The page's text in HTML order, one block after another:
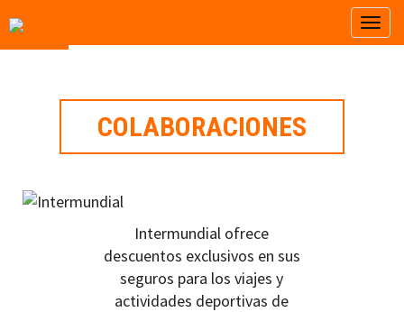
al
contenido
COLABORACIONES
Intermundial ofrece
descuentos exclusivos en sus
seguros para los viajes y
actividades deportivas de